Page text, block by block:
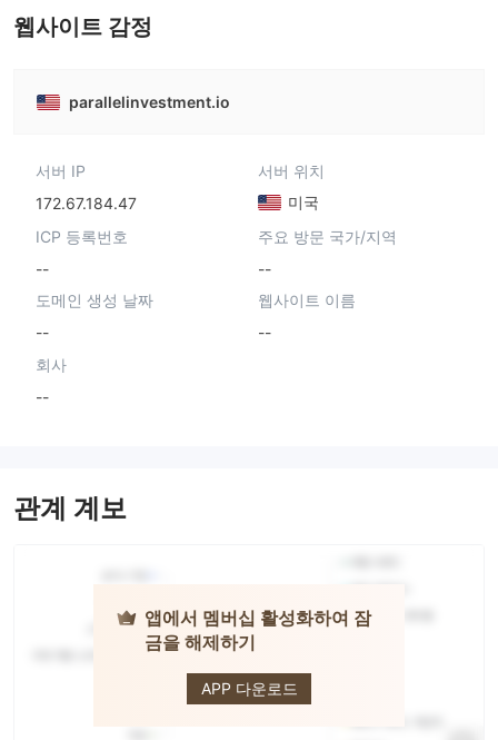
웹사이트 감정
parallelinvestment.io
서버 IP
172.67.184.47
서버 위치
미국
ICP 등록번호
--
주요 방문 국가/지역
--
도메인 생성 날짜
--
웹사이트 이름
--
회사
--
관계 계보
앱에서 멤버십 활성화하여 잠
금을 해제하기
APP 다운로드
PARALLEL